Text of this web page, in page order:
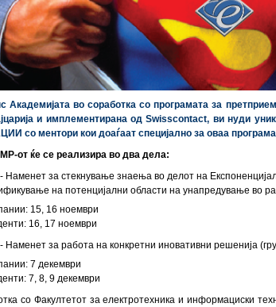
Академијата во соработка со програмата за
и имплементирана од Swisscontact, ви нуди
со ментори кои доаѓаат специјално за оваа
от ќе се реализира во два дела:
Наменет за стекнување знаења во делот на
на потенцијални области на унапредување во
15, 16 ноември
16, 17 ноември
Наменет за работа на конкретни иновативни решенија
7 декември
7, 8, 9 декември
со Факултетот за електротехника и информациски